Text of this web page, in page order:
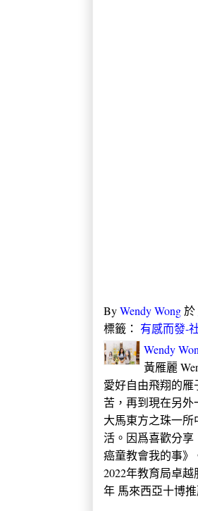
ByWendy Wong於
標籤： 有感而發-
Wendy
黃雁麗
愛好自由飛翔的
苦，再到現在另
大馬東方之珠一
活。因爲喜歡分享
癌童教會我的事》
2022年教育局卓
年 馬來西亞十博